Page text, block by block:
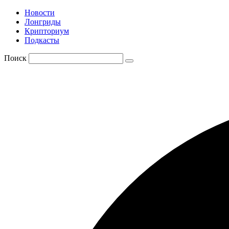
Новости
Лонгриды
Крипториум
Подкасты
Поиск